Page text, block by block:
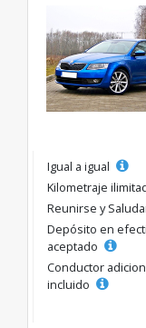
seleccionada,
20€/día.
Igual a igual
Kilometraje
Reunirse y
Depósito en
aceptado
Conductor
incluido